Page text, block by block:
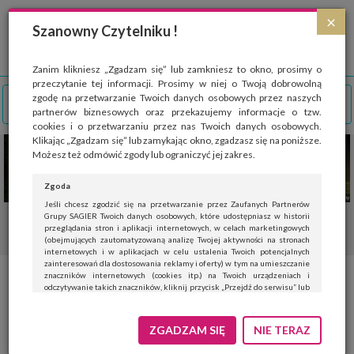
×
Szanowny Czytelniku !
Zanim klikniesz „Zgadzam się” lub zamkniesz to okno, prosimy o
przeczytanie tej informacji. Prosimy w niej o Twoją dobrowolną
zgodę na przetwarzanie Twoich danych osobowych przez naszych
partnerów biznesowych oraz przekazujemy informacje o tzw.
cookies i o przetwarzaniu przez nas Twoich danych osobowych.
Klikając „Zgadzam się” lub zamykając okno, zgadzasz się na poniższe.
Możesz też odmówić zgody lub ograniczyć jej zakres.
Zgoda
Jeśli chcesz zgodzić się na przetwarzanie przez Zaufanych Partnerów
Grupy SAGIER Twoich danych osobowych, które udostępniasz w historii
przeglądania stron i aplikacji internetowych, w celach marketingowych
(obejmujących zautomatyzowaną analizę Twojej aktywności na stronach
internetowych i w aplikacjach w celu ustalenia Twoich potencjalnych
zainteresowań dla dostosowania reklamy i oferty) w tym na umieszczanie
znaczników internetowych (cookies itp.) na Twoich urządzeniach i
odczytywanie takich znaczników, kliknij przycisk „Przejdź do serwisu” lub
Jeśli nie chcesz wyrazić zgody, kliknij „Nie teraz”.
Wyrażenie zgody jest dobrowolne. Możesz edytować zakres zgody, w tym
ZGADZAM SIĘ NIE TERAZ
Strona wykorzystuje pliki cookies, które służą głównie do celów statystycznych.
Wyrażając zgodę na używanie 'cookies', zezwalasz na zapisanie ich w pamięci
przeglądarki. Przejdź do
polityki cookies
Termoablacja ultradźwiękowa –
nowatorska metoda leczenia
mięśniaków macicy